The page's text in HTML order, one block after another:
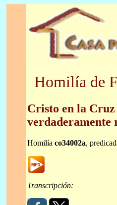
Homilía de
Cristo en la Cruz
verdaderamente
Homilía co34002a,
Transcripción: